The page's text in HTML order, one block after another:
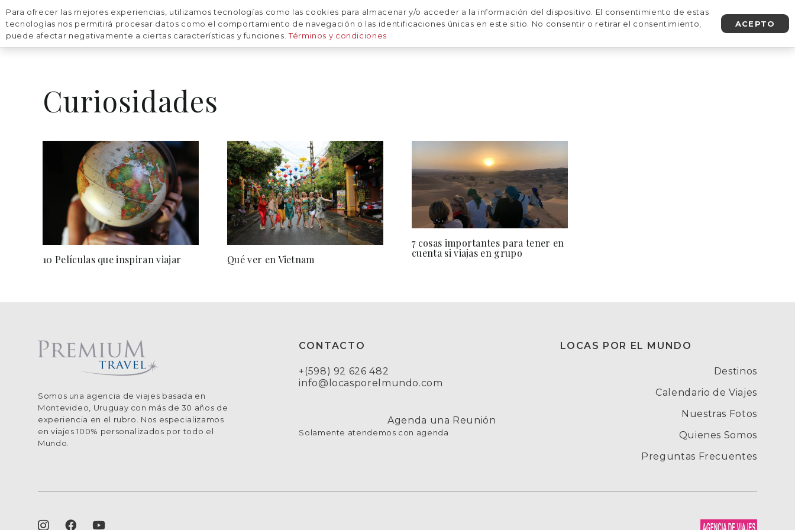
VIAJES DESTINOS CALENDARIO SOBRE NOSOTRAS NUESTRAS FOTOS AGENDA UNA LLAMADA
Curiosidades
10 Películas que inspiran viajar Qué ver en Vietnam
7 cosas importantes para tener en
cuenta si viajas en grupo
Somos una agencia de viajes basada en
Montevideo, Uruguay con más de 30 años de
experiencia en el rubro. Nos especializamos
en viajes 100% personalizados por todo el
Mundo.
CONTACTO
+(598) 92 626 482
info@locasporelmundo.com
Agenda una Reunión
Solamente atendemos con agenda
LOCAS POR EL MUNDO
Destinos
Calendario de Viajes
Nuestras Fotos
Quienes Somos
Preguntas Frecuentes
Para ofrecer las mejores experiencias, utilizamos tecnologías como las cookies para almacenar y/o acceder a la información del dispositivo. El consentimiento de estas
tecnologías nos permitirá procesar datos como el comportamiento de navegación o las identificaciones únicas en este sitio. No consentir o retirar el consentimiento,
puede afectar negativamente a ciertas características y funciones.Términos y condiciones
ACEPTO